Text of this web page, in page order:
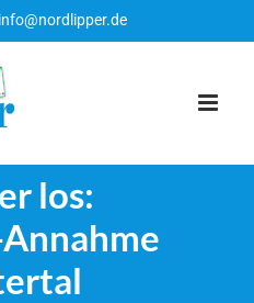
info@nordlipper.de
los: